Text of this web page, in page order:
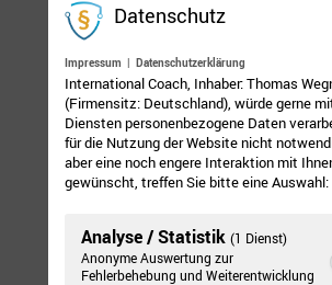
Alle Mitarbeiter von International
Unterstützer arbeiten nach
lösungsorientierten Ansatz
Wir sind davon überzeugt, dass jeder
die Lösungen für ein erfolgreiches Leben in
Mensch hat hierbei das Recht auf
respektieren und wertschätzen unsere
Ihnen gehört die ungeteilte
Offenheit. Mit unserer bewertungsfreien
Coachinghaltung begleiten wir unsere
Datenschutz
Impressum | Datenschutzerklärung
International Coach, Inhaber: Thomas
(Firmensitz: Deutschland), würde gerne
Diensten personenbezogene Daten
für die Nutzung der Website nicht
aber eine noch engere Interaktion mit
gewünscht, treffen Sie bitte eine Auswahl:
Analyse / Statistik (1 Dienst)
Anonyme Auswertung zur
Fehlerbehebung und Weiterentwicklung